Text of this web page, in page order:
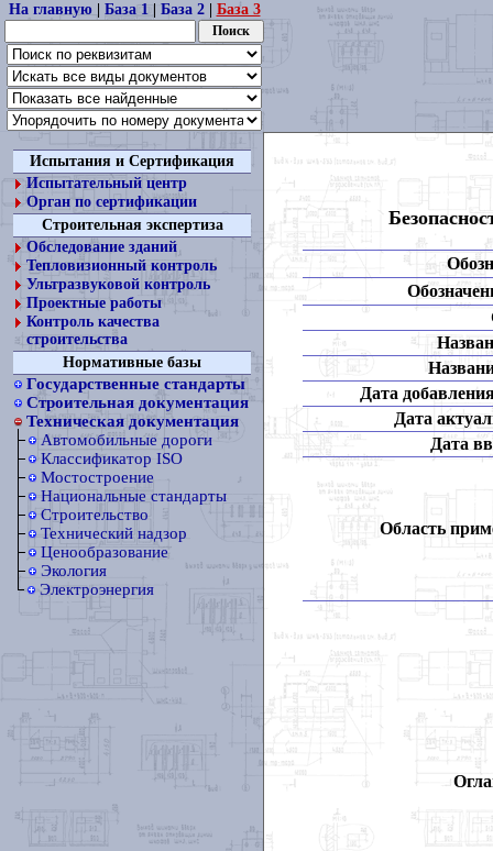
На главную| База 1| База 2| База 3
Испытания и Сертификация
Испытательный центр
Орган по сертификации
Строительная экспертиза
Обследование зданий
Тепловизионный контроль
Ультразвуковой контроль
Проектные работы
Контроль качества
строительства
Нормативные базы
Государственные стандарты
Строительная документация
Техническая документация
Автомобильные дороги
Классификатор ISO
Мостостроение
Национальные стандарты
Строительство
Технический надзор
Ценообразование
Экология
Электроэнергия
Дата
Дата
Дата
Область